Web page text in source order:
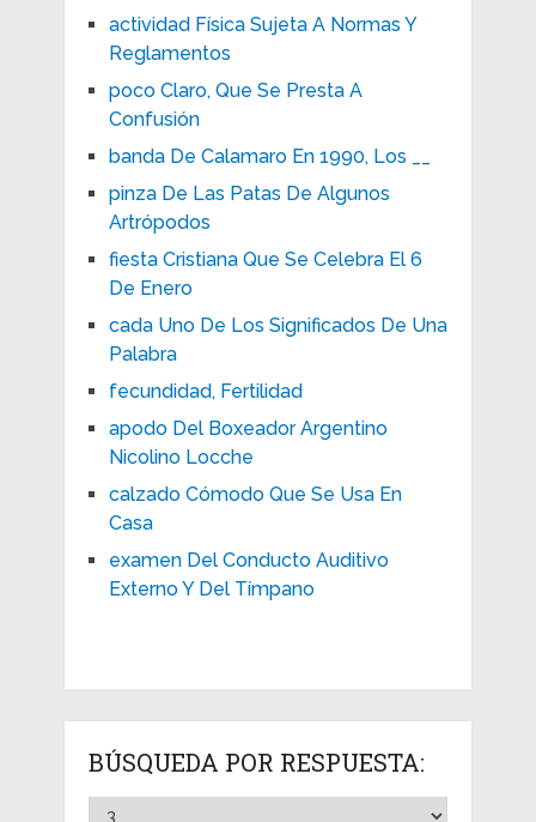
actividad Física Sujeta A Normas Y
Reglamentos
poco Claro, Que Se Presta A
Confusión
banda De Calamaro En 1990, Los __
pinza De Las Patas De Algunos
Artrópodos
fiesta Cristiana Que Se Celebra El 6
De Enero
cada Uno De Los Significados De Una
Palabra
fecundidad, Fertilidad
apodo Del Boxeador Argentino
Nicolino Locche
calzado Cómodo Que Se Usa En
Casa
examen Del Conducto Auditivo
Externo Y Del Tímpano
BÚSQUEDA POR RESPUESTA: